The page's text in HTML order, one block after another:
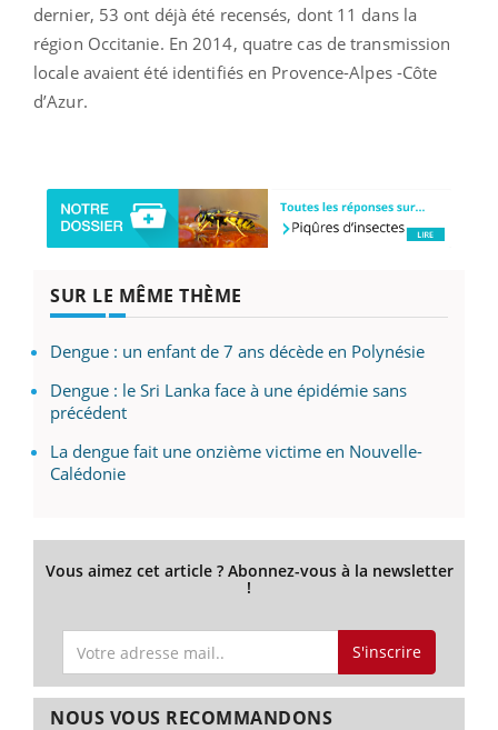
dernier, 53 ont déjà été recensés, dont 11 dans la
région Occitanie. En 2014, quatre cas de transmission
locale avaient été identifiés en Provence-Alpes -Côte
d’Azur.
SUR LE MÊME THÈME
Dengue : un enfant de 7 ans décède en Polynésie
Dengue : le Sri Lanka face à une épidémie sans
précédent
La dengue fait une onzième victime en Nouvelle-
Calédonie
Vous aimez cet article ? Abonnez-vous à la newsletter
!
S'inscrire
NOUS VOUS RECOMMANDONS